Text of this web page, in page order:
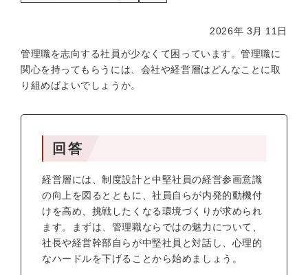
2026年 3月 11日
管理職を志向する社員が少なくて困っています。管理職に
関心を持ってもらうには、会社や経営層はどんなことに取
り組めばよいでしょうか。
回答
経営層には、制度設計と中堅社員の経営参画意識
の向上を図るとともに、社員自らが内発的動機付
けを高め、挑戦したくなる環境づくりが求められ
ます。まずは、管理職ならではの魅力について、
社長や経営幹部自らが中堅社員と対話し、心理的
なハードルを下げることから始めましょう。